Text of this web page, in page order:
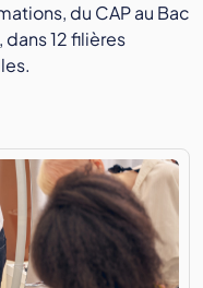
du CAP au Bac
12 filières